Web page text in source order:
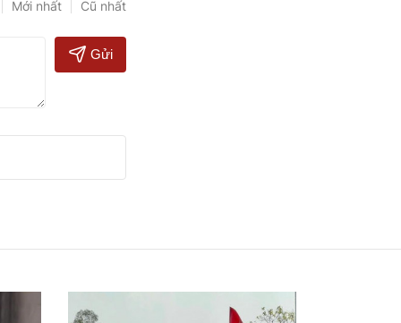
Mới nhất Cũ nhất
Gửi